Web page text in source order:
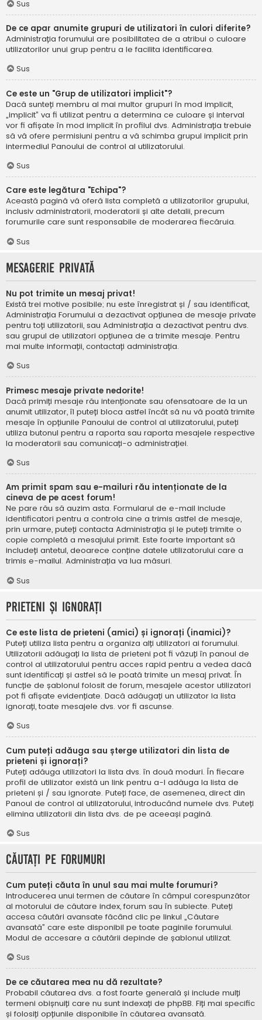
Sus
De ce apar anumite grupuri de utilizatori în culori diferite?
Administrația forumului are posibilitatea de a atribui o culoare
utilizatorilor unui grup pentru a le facilita identificarea.
Sus
Ce este un "Grup de utilizatori implicit"?
Dacă sunteți membru al mai multor grupuri în mod implicit,
„implicit” va fi utilizat pentru a determina ce culoare și interval
vor fi afișate în mod implicit în profilul dvs. Administrația trebuie
să vă ofere permisiuni pentru a vă schimba grupul implicit prin
intermediul Panoului de control al utilizatorului.
Sus
Care este legătura "Echipa"?
Această pagină vă oferă lista completă a utilizatorilor grupului,
inclusiv administratorii, moderatorii și alte detalii, precum
forumurile care sunt responsabile de moderarea fiecăruia.
Sus
Mesagerie privată
Nu pot trimite un mesaj privat!
Există trei motive posibile; nu este înregistrat și / sau identificat,
Administrația Forumului a dezactivat opțiunea de mesaje private
pentru toți utilizatorii, sau Administrația a dezactivat pentru dvs.
sau grupul de utilizatori opțiunea de a trimite mesaje. Pentru
mai multe informații, contactați administrația.
Sus
Primesc mesaje private nedorite!
Dacă primiți mesaje rău intenționate sau ofensatoare de la un
anumit utilizator, îl puteți bloca astfel încât să nu vă poată trimite
mesaje în opțiunile Panoului de control al utilizatorului, puteți
utiliza butonul pentru a raporta sau raporta mesajele respective
la moderatorii sau comunicați-o administrației.
Sus
Am primit spam sau e-mailuri rău intenționate de la
cineva de pe acest forum!
Ne pare rău să auzim asta. Formularul de e-mail include
identificatori pentru a controla cine a trimis astfel de mesaje,
prin urmare, puteți contacta Administrația și le puteți trimite o
copie completă a mesajului primit. Este foarte important să
includeți antetul, deoarece conține datele utilizatorului care a
trimis e-mailul. Administrația va lua măsuri.
Sus
Prieteni și ignorați
Ce este lista de prieteni (amici) și ignorați (inamici)?
Puteți utiliza lista pentru a organiza alți utilizatori ai forumului.
Utilizatorii adăugați la lista de prieteni pot fi văzuți în panoul de
control al utilizatorului pentru acces rapid pentru a vedea dacă
sunt identificați și astfel să le poată trimite un mesaj privat. În
funcție de șablonul folosit de forum, mesajele acestor utilizatori
pot fi afișate evidențiate. Dacă adăugați un utilizator la lista
ignorați, toate mesajele dvs. vor fi ascunse.
Sus
Cum puteți adăuga sau șterge utilizatori din lista de
prieteni și ignorați?
Puteți adăuga utilizatori la lista dvs. în două moduri. În fiecare
profil de utilizator există un link pentru a-l adăuga la lista de
prieteni și / sau ignorate. Puteți face, de asemenea, direct din
Panoul de control al utilizatorului, introducând numele dvs. Puteți
elimina utilizatorii din lista dvs. de pe aceeași pagină.
Sus
Căutați pe forumuri
Cum puteți căuta în unul sau mai multe forumuri?
Introducerea unui termen de căutare în câmpul corespunzător
al motorului de căutare index, forum sau în subiecte. Puteți
accesa căutări avansate făcând clic pe linkul „Căutare
avansată” care este disponibil pe toate paginile forumului.
Modul de accesare a căutării depinde de șablonul utilizat.
Sus
De ce căutarea mea nu dă rezultate?
Probabil căutarea dvs. a fost foarte generală și include mulți
termeni obișnuiți care nu sunt indexați de phpBB. Fiți mai specific
și folosiți opțiunile disponibile în căutarea avansată.